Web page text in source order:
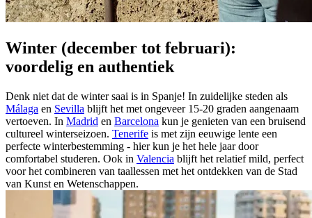
Winter (december tot februari):
voordelig en authentiek
Denk niet dat de winter saai is in Spanje! In zuidelijke steden als
Málaga en Sevilla blijft het met ongeveer 15-20 graden aangenaam
vertoeven. In Madrid en Barcelona kun je genieten van een bruisend
cultureel winterseizoen. Tenerife is met zijn eeuwige lente een
perfecte winterbestemming - hier kun je het hele jaar door
comfortabel studeren. Ook in Valencia blijft het relatief mild, perfect
voor het combineren van taallessen met het ontdekken van de Stad
van Kunst en Wetenschappen.